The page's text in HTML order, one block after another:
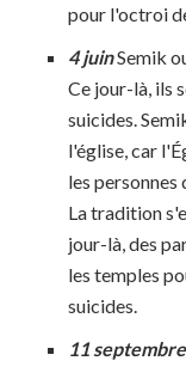
pour l'octroi
4 juinSemik
Ce jour-là, ils
suicides.
l'église, car
les
La tradition
jour-là, des
les temples
suicides.
11